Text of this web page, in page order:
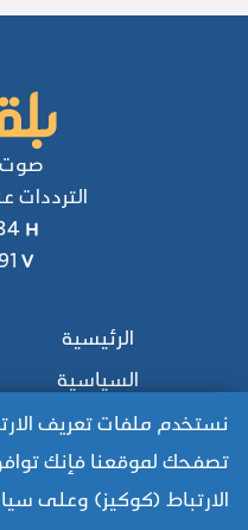
نستخدم ملفات تعريف
تصفحك لموقعنا فإنك
الارتباط (كوكيز) وعلى
صوت
الترددات
H
V
الرئيسية
السياسية
محليات
منوعات